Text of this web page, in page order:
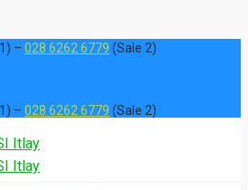
– 028 6262 6779 (Sale 2)
– 028 6262 6779 (Sale 2)